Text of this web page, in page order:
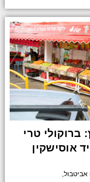
ברוקולי טרי
אוסישקין